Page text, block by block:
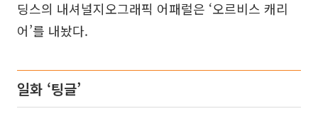
딩스의 내셔널지오그래픽 어패럴은 ‘오르비스 캐리
어’를 내놨다.
일화 ‘팅글’